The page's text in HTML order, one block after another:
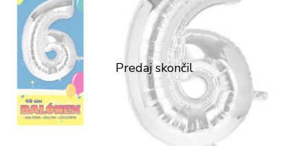
Extra výpredaj zásob Výpredaj BTS